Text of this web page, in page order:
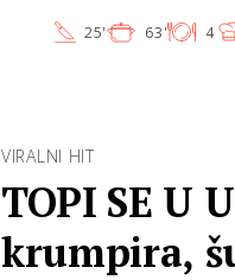
25' 63' 4
VIRALNI HIT
TOPI SE U
krumpira,